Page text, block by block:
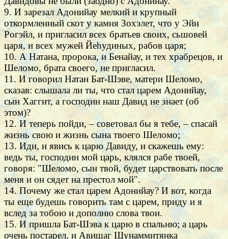
9. И зарезал Адонийау мелкий и крупный
откормленный скот у камня Зохэлет, что у Эйн
Рогэйл, и пригласил всех братьев своих, сьшовей
царя, и всех мужей Йеhудиных, рабов царя;
10. А Натана, пророка, и Бенайау, и тех храбрецов, и
Шеломо, брата своего, не пригласил.
11. И говорил Натан Бат-Шэве, матери Шеломо,
сказав: слышала ли ты, что стал царем Адонийау,
сын Хаггит, а господин наш Давид не знает (об
этом)?
12. И теперь пойди, – советовал бы я тебе, – спасай
жизнь свою и жизнь сына твоего Шеломо;
13. Иди, и явись к царю Давиду, и скажешь ему:
ведь ты, господин мой царь, клялся рабе твоей,
говоря: "Шеломо, сын твой, будет царствовать после
меня и он сядет на престол мой".
14. Почему же стал царем Адонийау? И вот, когда
ты еще будешь говорить там с царем, приду и я
вслед за тобою и дополню слова твои.
15. И пришла Бат-Шэва к царю в спальню; а царь
очень постарел, и Авишаг Шунаммитянка